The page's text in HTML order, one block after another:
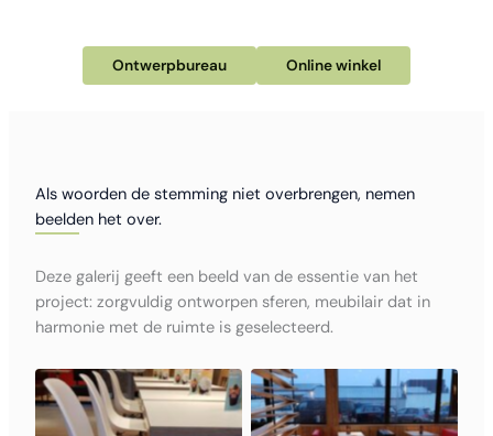
Ontwerpbureau Online winkel
Als woorden de stemming niet overbrengen, nemen
beelden het over.
Deze galerij geeft een beeld van de essentie van het
project: zorgvuldig ontworpen sferen, meubilair dat in
harmonie met de ruimte is geselecteerd.